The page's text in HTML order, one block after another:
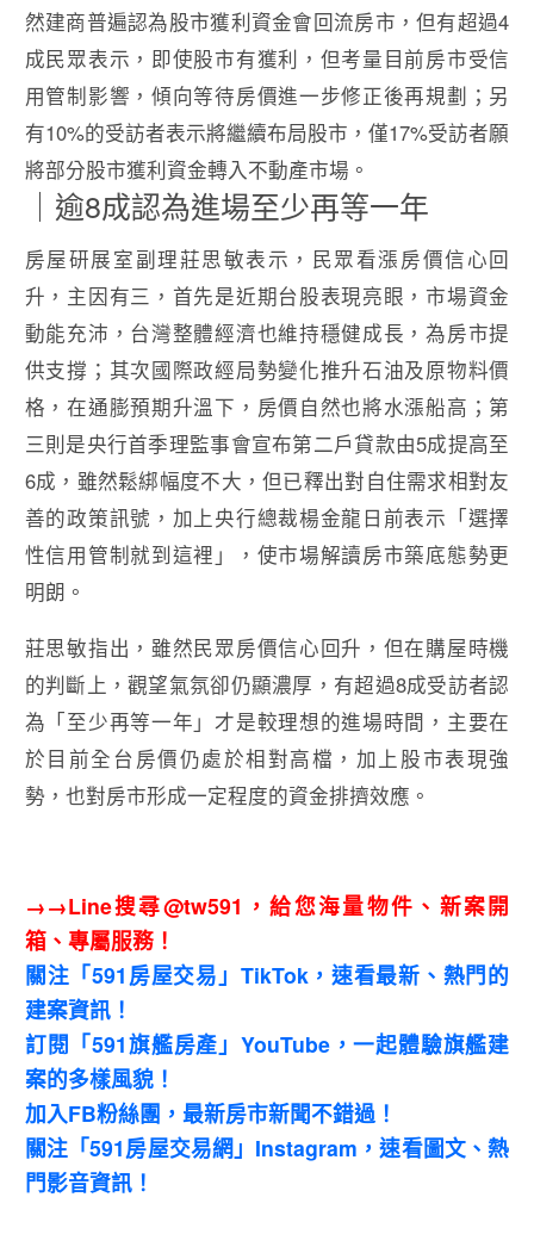
然建商普遍認為股市獲利資金會回流房市，但有超過4
成民眾表示，即使股市有獲利，但考量目前房市受信
用管制影響，傾向等待房價進一步修正後再規劃；另
有10%的受訪者表示將繼續布局股市，僅17%受訪者願
將部分股市獲利資金轉入不動產市場。
｜逾8成認為進場至少再等一年
房屋研展室副理莊思敏表示，民眾看漲房價信心回
升，主因有三，首先是近期台股表現亮眼，市場資金
動能充沛，台灣整體經濟也維持穩健成長，為房市提
供支撐；其次國際政經局勢變化推升石油及原物料價
格，在通膨預期升溫下，房價自然也將水漲船高；第
三則是央行首季理監事會宣布第二戶貸款由5成提高至
6成，雖然鬆綁幅度不大，但已釋出對自住需求相對友
善的政策訊號，加上央行總裁楊金龍日前表示「選擇
性信用管制就到這裡」，使市場解讀房市築底態勢更
明朗。
莊思敏指出，雖然民眾房價信心回升，但在購屋時機
的判斷上，觀望氣氛卻仍顯濃厚，有超過8成受訪者認
為「至少再等一年」才是較理想的進場時間，主要在
於目前全台房價仍處於相對高檔，加上股市表現強
勢，也對房市形成一定程度的資金排擠效應。
→→Line搜尋@tw591，給您海量物件、新案開
箱、專屬服務！
關注「591房屋交易」TikTok，速看最新、熱門的
建案資訊！
訂閱「591旗艦房產」YouTube，一起體驗旗艦建
案的多樣風貌！
加入FB粉絲團，最新房市新聞不錯過！
關注「591房屋交易網」Instagram，速看圖文、熱
門影音資訊！